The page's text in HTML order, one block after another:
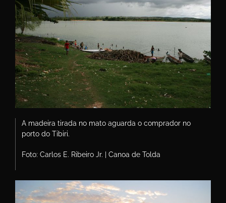
A madeira tirada no mato aguarda o comprador no
porto do Tibiri.
Foto: Carlos E. Ribeiro Jr. | Canoa de Tolda